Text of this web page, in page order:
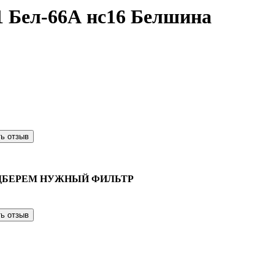
Бел-66А нс16 Белшина
отзыв
НУЖНЫЙ ФИЛЬТР
отзыв